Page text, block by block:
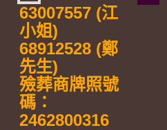
63007557 (江
小姐)
68912528 (鄭
先生)
殮葬商牌照號
碼：
2462800316